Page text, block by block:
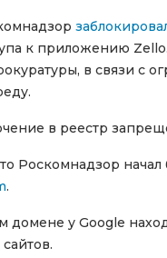
к приложению
в связи с
в реестр
Роскомнадзор
.
у Google